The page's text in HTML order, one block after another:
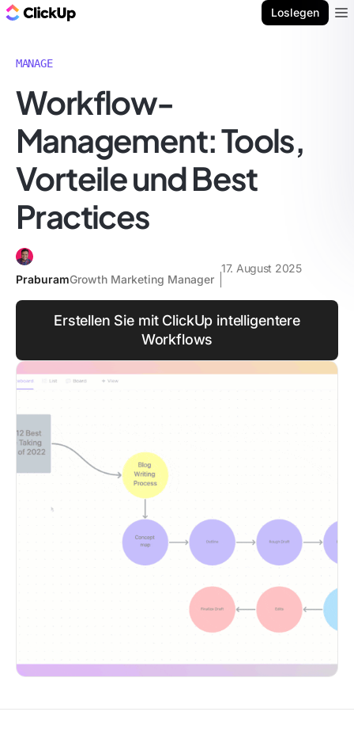
Loslegen
MANAGE
Workflow-
Management: Tools,
Vorteile und Best
Practices
PraburamGrowth Marketing Manager
17. August 2025
Erstellen Sie mit ClickUp intelligentere
Workflows